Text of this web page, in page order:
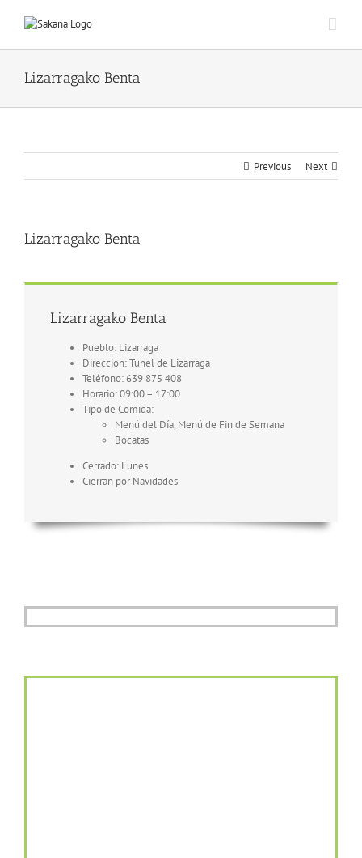
Lizarragako Benta
Previous Next
Lizarragako Benta
Lizarragako Benta
Pueblo: Lizarraga
Dirección: Túnel de Lizarraga
Teléfono: 639 875 408
Horario: 09:00 – 17:00
Tipo de Comida:
Menú del Día, Menú de Fin de Semana
Bocatas
Cerrado: Lunes
Cierran por Navidades